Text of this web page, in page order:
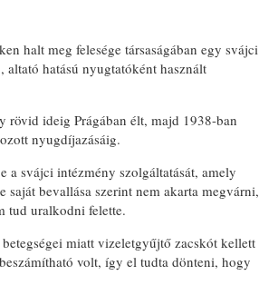
halt meg felesége társaságában egy svájci
hatású nyugtatóként használt
ideig Prágában élt, majd 1938-ban
nyugdíjazásáig.
a svájci intézmény szolgáltatását, amely
bevallása szerint nem akarta megvárni,
tud uralkodni felette.
miatt vizeletgyűjtő zacskót kellett
volt, így el tudta dönteni, hogy